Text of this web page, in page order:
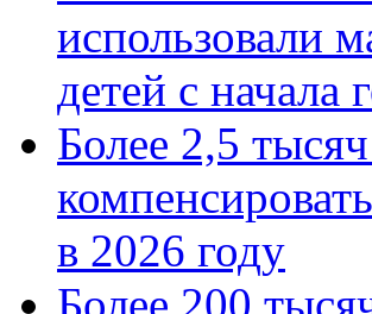
использовали
детей с начала
Более 2,5
в 2026 году